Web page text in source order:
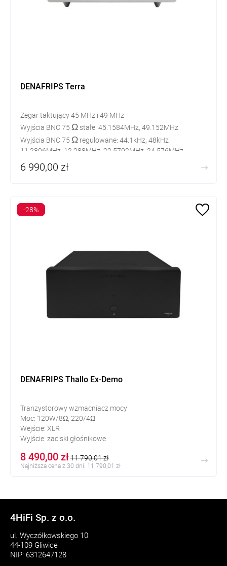
DENAFRIPS Terra
Zegar taktujący 45 MHz i 49 MHz
Wyjścia BNC 75 Ωstałe: 45.1584MHz, 49.152MHz
​Wyjścia BNC 75 Ω regulowane: 44.1kHz, 48kHz
11.2896MHz, 12.288MHz, 22.5792MHz, 24.576MHz
6 990,00 zł
DENAFRIPS Thallo Ex-Demo
Tranzystorowy wzmacniacz mocy
Moc: 120W/8Ω, 220/4Ω
Wejście: XLR
Wyjście: zaciski głośnikowe
8 490,00 zł11 790,01 zł
Najniższa cena z 30 dni: 11 790,01 zł
-28%
4HiFi Sp. z o.o.
ul. Wyczółkowskiego 10
44-109 Gliwice
NIP: 6312647128